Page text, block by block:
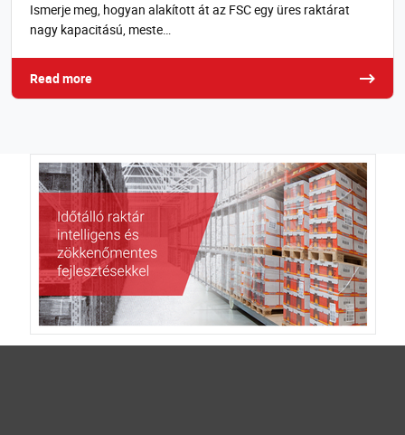
Ismerje meg, hogyan alakított át az FSC egy üres raktárat
nagy kapacitású, meste…
Read more